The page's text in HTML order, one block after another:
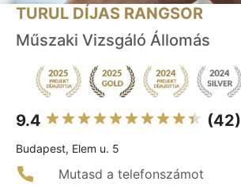
TURUL DÍJAS RANGSOR
Műszaki Vizsgáló Állomás
9.4 (42)
Budapest, Elem u. 5
Mutasd a telefonszámot